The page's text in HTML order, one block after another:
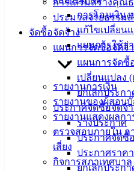
การเสริมสร้างคุณ
ประมวลจริยธรรม
จัดซื้อจัดจ้าง
แผนการจัดซื้อจัดจ้
แผนการจัดซื้
เปลี่ยนแปลง
ยกเลิกประก
ประกาศจัดซื้อจัดจ้
ร่างประกาศ
ประกาศจัดซื้
ประกาศราค
ยกเลิกประก
การโอนเงิน
แก้ไขเปลี่ยน
แผนการใช้จ่
รายงานการเงิน
รายงานของผู้สอบ
รายงานแสดงผลก
ตรวจสอบภายใน
เสี่ยง
กิจการสภาเทศบาล
แบบ
ฟอร์ม,
เอกสาร
ประชาชน/
คู่มือการ
ปฏิบัติ
งาน
ข่าวสาร
น่ารู้